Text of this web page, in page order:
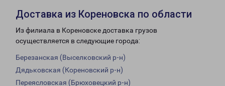
Доставка из Кореновска по области
Из филиала в Кореновске доставка грузов
осуществляется в следующие города:
Березанская (Выселковский р-н)
Дядьковская (Кореновский р-н)
Переясловская (Брюховецкий р-н)